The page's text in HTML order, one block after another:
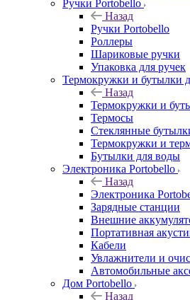
Ручки Portobello
Назад
Ручки Portobello
Роллеры
Шариковые ручки
Упаковка для ручек
Термокружки и бутылки
Назад
Термокружки и
Термосы
Стеклянные
Термокружки и
Бутылки для воды
Электроника Portobello
Назад
Электроника
Зарядные станции
Внешние
Портативная
Кабели
Увлажнители и
Автомобильные
Дом Portobello
Назад